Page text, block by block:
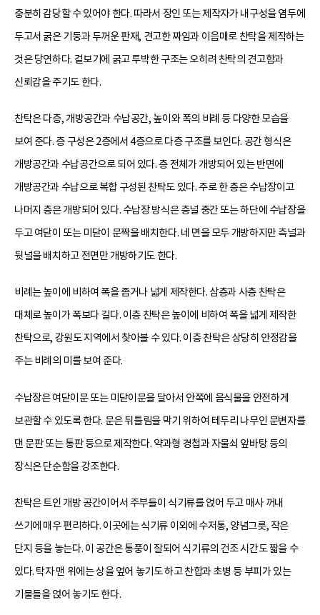
충분히 감당할 수 있어야 한다. 따라서 장인 또는 제작자가 내구성을 염두에
두고서 굵은 기둥과 두꺼운 판재, 견고한 짜임과 이음매로 찬탁을 제작하는
것은 당연하다. 겉보기에 굵고 투박한 구조는 오히려 찬탁의 견고함과
신뢰감을 주기도 한다.
찬탁은 다층, 개방공간과 수납공간, 높이와 폭의 비례 등 다양한 모습을
보여 준다. 층 구성은 2층에서 4층으로 다층 구조를 보인다. 공간 형식은
개방공간과 수납공간으로 되어 있다. 층 전체가 개방되어 있는 반면에
개방공간과 수납으로 복합 구성된 찬탁도 있다. 주로 한 층은 수납장이고
나머지 층은 개방되어 있다. 수납장 방식은 층널 중간 또는 하단에 수납장을
두고 여닫이 또는 미닫이 문짝을 배치한다. 네 면을 모두 개방하지만 측널과
뒷널을 배치하고 전면만 개방하기도 한다.
비례는 높이에 비하여 폭을 좁거나 넓게 제작한다. 삼층과 사층 찬탁은
대체로 높이가 폭보다 길다. 이층 찬탁은 높이에 비하여 폭을 넓게 제작한
찬탁으로, 강원도 지역에서 찾아볼 수 있다. 이층 찬탁은 상당히 안정감을
주는 비례의 미를 보여 준다.
수납장은 여닫이문 또는 미닫이문을 달아서 안쪽에 음식물을 안전하게
보관할 수 있도록 한다. 문은 뒤틀림을 막기 위하여 테두리 나무인 문변자를
댄 문판 또는 통판 등으로 제작한다. 약과형 경첩과 자물쇠 앞바탕 등의
장식은 단순함을 강조한다.
찬탁은 트인 개방 공간이어서 주부들이 식기류를 얹어 두고 매사 꺼내
쓰기에 매우 편리하다. 이곳에는 식기류 이외에 수저통, 양념그릇, 작은
단지 등을 놓는다. 이 공간은 통풍이 잘되어 식기류의 건조 시간도 짧을 수
있다. 탁자 맨 위에는 상을 엎어 놓기도 하고 찬합과 초병 등 부피가 있는
기물들을 얹어 놓기도 한다.